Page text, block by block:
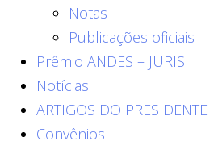
Notas
Publicações oficiais
Prêmio ANDES – JURIS
Notícias
ARTIGOS DO PRESIDENTE
Convênios